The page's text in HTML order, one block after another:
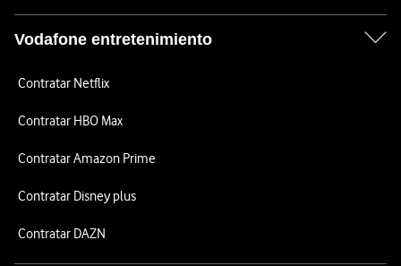
Vodafone entretenimiento
Contratar Netflix
Contratar HBO Max
Contratar Amazon Prime
Contratar Disney plus
Contratar DAZN